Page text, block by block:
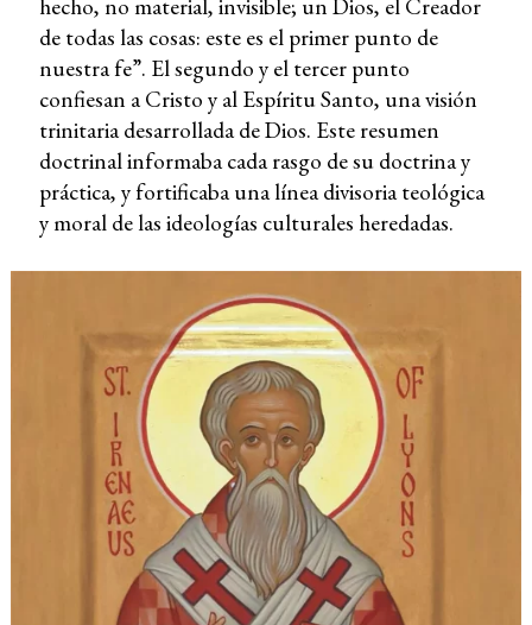
hecho, no material, invisible; un Dios, el Creador
de todas las cosas: este es el primer punto de
nuestra fe”. El segundo y el tercer punto
confiesan a Cristo y al Espíritu Santo, una visión
trinitaria desarrollada de Dios. Este resumen
doctrinal informaba cada rasgo de su doctrina y
práctica, y fortificaba una línea divisoria teológica
y moral de las ideologías culturales heredadas.